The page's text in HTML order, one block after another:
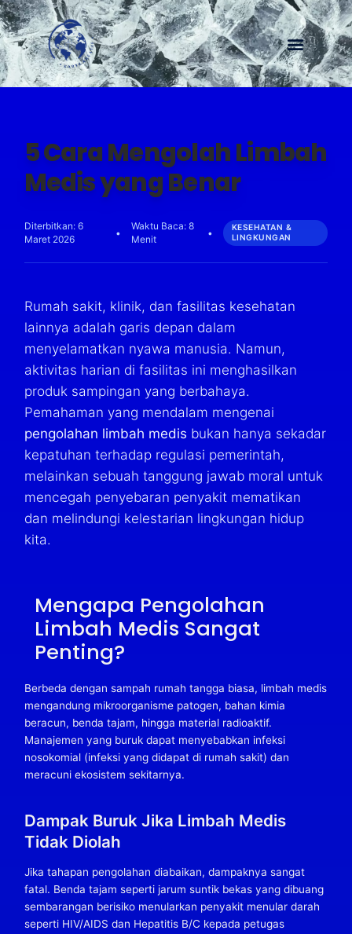
Menu
5 Cara Mengolah Limbah
Medis yang Benar
Diterbitkan: 6
Maret 2026
•
Waktu Baca: 8
Menit
•
KESEHATAN &
LINGKUNGAN
Rumah sakit, klinik, dan fasilitas kesehatan
lainnya adalah garis depan dalam
menyelamatkan nyawa manusia. Namun,
aktivitas harian di fasilitas ini menghasilkan
produk sampingan yang berbahaya.
Pemahaman yang mendalam mengenai
pengolahan limbah medis bukan hanya sekadar
kepatuhan terhadap regulasi pemerintah,
melainkan sebuah tanggung jawab moral untuk
mencegah penyebaran penyakit mematikan
dan melindungi kelestarian lingkungan hidup
kita.
Mengapa Pengolahan
Limbah Medis Sangat
Penting?
Berbeda dengan sampah rumah tangga biasa, limbah medis
mengandung mikroorganisme patogen, bahan kimia
beracun, benda tajam, hingga material radioaktif.
Manajemen yang buruk dapat menyebabkan infeksi
nosokomial (infeksi yang didapat di rumah sakit) dan
meracuni ekosistem sekitarnya.
Dampak Buruk Jika Limbah Medis
Tidak Diolah
Jika tahapan pengolahan diabaikan, dampaknya sangat
fatal. Benda tajam seperti jarum suntik bekas yang dibuang
sembarangan berisiko menularkan penyakit menular darah
seperti HIV/AIDS dan Hepatitis B/C kepada petugas